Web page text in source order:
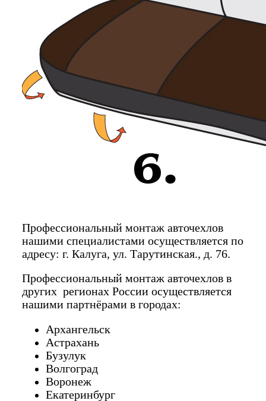
Профессиональный монтаж авточехлов
нашими специалистами осуществляется по
адресу: г. Калуга, ул. Тарутинская., д. 76.
Профессиональный монтаж авточехлов в
других регионах России осуществляется
нашими партнёрами в городах:
Архангельск
Астрахань
Бузулук
Волгоград
Воронеж
Екатеринбург